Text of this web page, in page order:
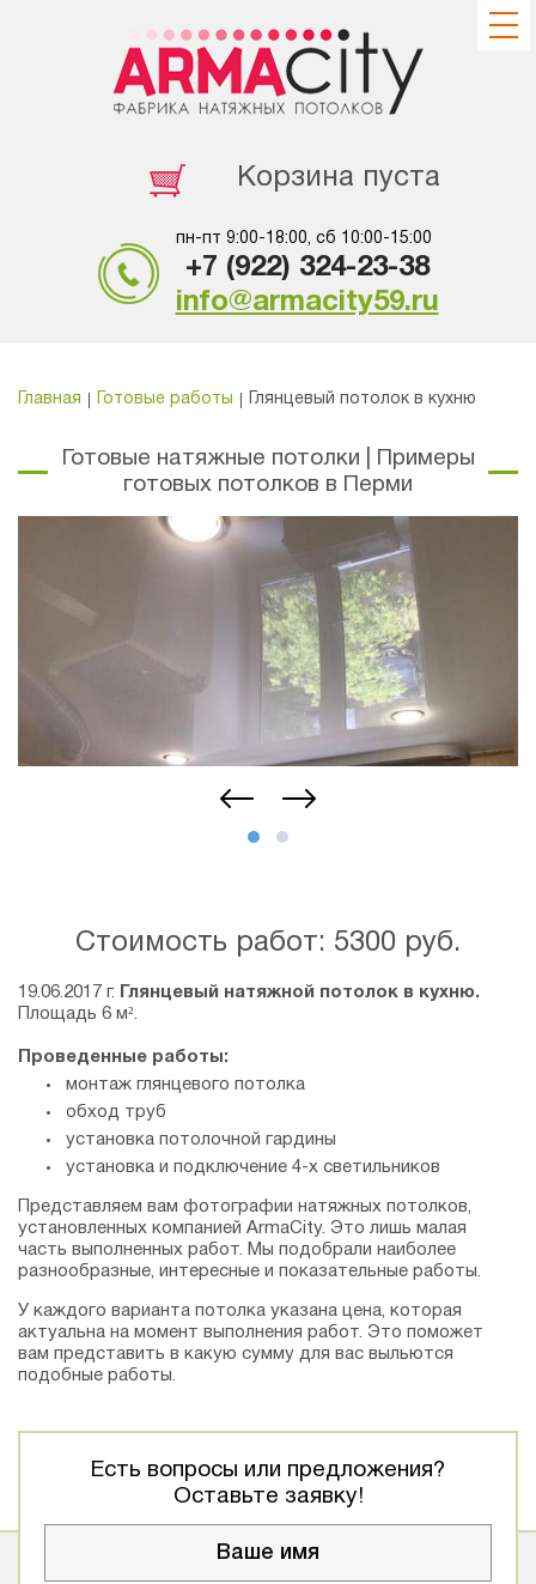
Корзина пуста
пн-пт 9:00-18:00, сб 10:00-15:00
+7 (922) 324-23-38
info@armacity59.ru
Главная Готовые работы Глянцевый потолок в кухню
Готовые натяжные потолки | Примеры
готовых потолков в Перми
Стоимость работ: 5300 руб.
19.06.2017 г.
Глянцевый натяжной потолок в кухню.
Площадь 6 м².
Проведенные работы:
монтаж глянцевого потолка
обход труб
установка потолочной гардины
установка и подключение 4-х светильников
Представляем вам фотографии натяжных потолков,
установленных компанией АrmaCity. Это лишь малая
часть выполненных работ. Мы подобрали наиболее
разнообразные, интересные и показательные работы.
У каждого варианта потолка указана цена, которая
актуальна на момент выполнения работ. Это поможет
вам представить в какую сумму для вас выльются
подобные работы.
Есть вопросы или предложения?
Оставьте заявку!